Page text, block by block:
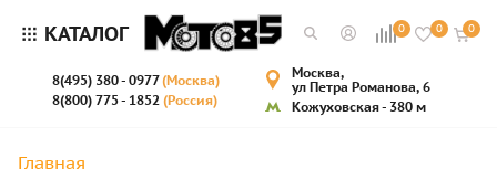
КАТАЛОГ 0 0 0
8(495) 380 - 0977(Москва)
8(800) 775 - 1852 (Россия)
Москва,
ул Петра Романова, 6
Кожуховская - 380 м
Главная